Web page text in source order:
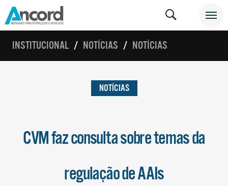
INSTITUCIONAL NOTÍCIAS NOTÍCIAS
NOTÍCIAS
CVM faz consulta sobre temas da
regulação de AAIs